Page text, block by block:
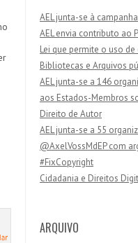
d
e
e
m
a
i
l
AEL junta-se à
AEL envia contributo ao
Lei que permite o uso
Bibliotecas e Arquivos
AEL junta-se a 146
aos Estados-Membros
Direito de Autor
AEL junta-se a 55
@AxelVossMdEP com
#FixCopyright
Cidadania e Direitos
ARQUIVO